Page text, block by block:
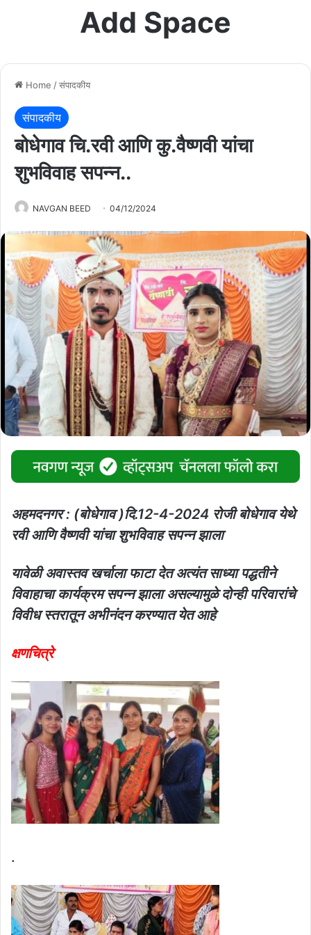
Add Space
Home /संपादकीय
संपादकीय
बोधेगाव चि.रवी आणि कु.वैष्णवी यांचा
शुभविवाह सपन्न..
NAVGAN BEED 04/12/2024
अहमदनगर : (बोधेगाव )दि.12-4-2024 रोजी बोधेगाव येथे
रवी आणि वैष्णवी यांचा शुभविवाह सपन्न झाला
यावेळी अवास्तव खर्चाला फाटा देत अत्यंत साध्या पद्धतीने
विवाहाचा कार्यक्रम सपन्न झाला असल्यामुळे दोन्ही परिवारांचे
विवीध स्तरातून अभीनंदन करण्यात येत आहे
क्षणचित्रे
.